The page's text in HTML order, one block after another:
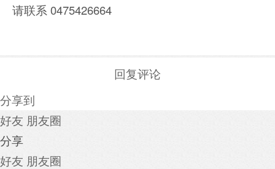
请联系 0475426664
回复评论
分享到
好友 朋友圈
分享
好友 朋友圈